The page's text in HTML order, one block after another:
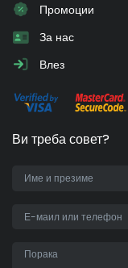
Промоции
За нас
Влез
Ви треба совет?